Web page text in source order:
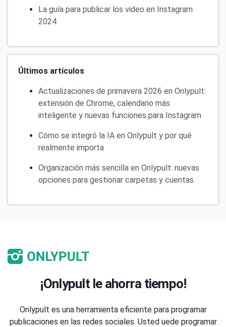
La guía para publicar los video en Instagram
2024
Últimos artículos
Actualizaciones de primavera 2026 en Onlypult:
extensión de Chrome, calendario más
inteligente y nuevas funciones para Instagram
Cómo se integró la IA en Onlypult y por qué
realmente importa
Organización más sencilla en Onlypult: nuevas
opciones para gestionar carpetas y cuentas
¡Onlypult le ahorra tiempo!
Onlypult es una herramienta eficiente para programar
publicaciones en las redes sociales. Usted uede programar